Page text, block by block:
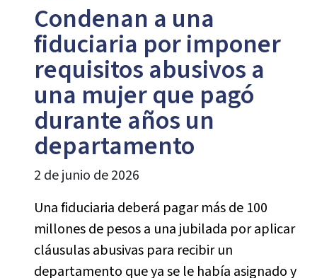
Condenan a una
fiduciaria por imponer
requisitos abusivos a
una mujer que pagó
durante años un
departamento
2 de junio de 2026
Una fiduciaria deberá pagar más de 100
millones de pesos a una jubilada por aplicar
cláusulas abusivas para recibir un
departamento que ya se le había asignado y